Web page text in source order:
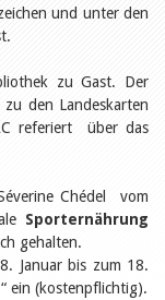
und unter den
zu Gast. Der
den Landeskarten
referiert über das
Chédel vom
Sporternährung
gehalten.
Januar bis zum 18.
“ ein (kostenpflichtig).